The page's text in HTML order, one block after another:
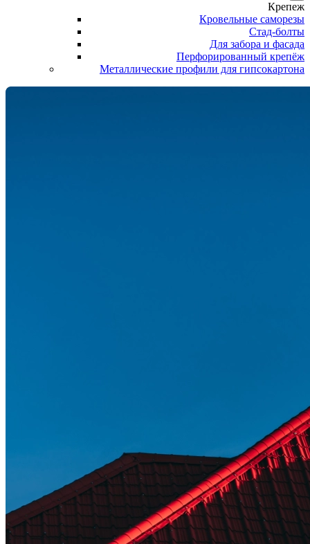
Крепеж
Кровельные саморезы
Стад-болты
Для забора и фасада
Перфорированный крепёж
Металлические профили для гипсокартона